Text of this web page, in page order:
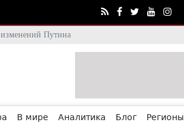
изменений Путина
В мире Аналитика Блог Регионы